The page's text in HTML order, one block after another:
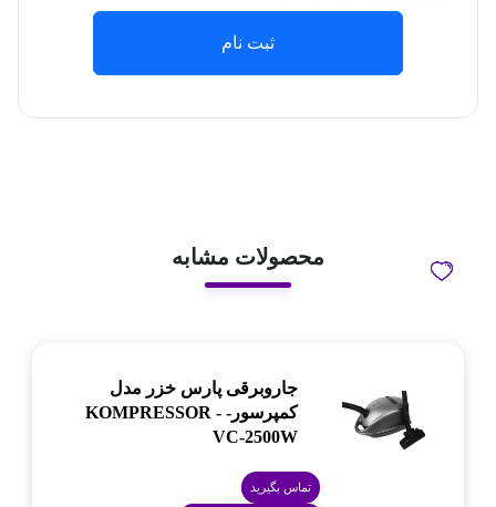
ثبت نام
محصولات مشابه
جاروبرقی پارس خزر مدل
کمپرسور- KOMPRESSOR -
VC-2500W
تماس بگیرید